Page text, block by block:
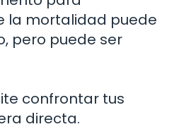
la mortalidad puede
pero puede ser
confrontar tus
directa.